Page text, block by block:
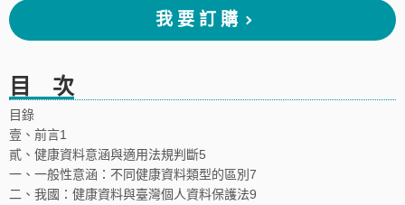
我要訂購
目 次
目錄
壹、前言1
貳、健康資料意涵與適用法規判斷5
一、一般性意涵：不同健康資料類型的區別7
二、我國：健康資料與臺灣個人資料保護法9